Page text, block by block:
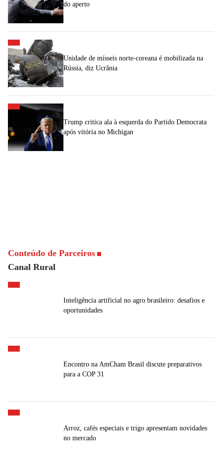
do aperto
Unidade de mísseis norte-coreana é mobilizada na
Rússia, diz Ucrânia
Trump critica ala à esquerda do Partido Democrata
após vitória no Michigan
Conteúdo de Parceiros
Canal Rural
Inteligência artificial no agro brasileiro: desafios e
oportunidades
Encontro na AmCham Brasil discute preparativos
para a COP 31
Arroz, cafés especiais e trigo apresentam novidades
no mercado